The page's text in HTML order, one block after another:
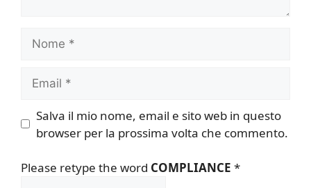
Salva il mio nome, email e sito web in questo
browser per la prossima volta che commento.
Please retype the word COMPLIANCE *